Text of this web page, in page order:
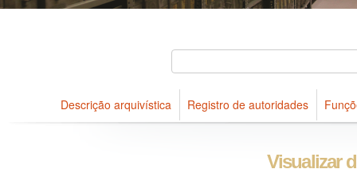
Descrição arquivística Registro de autoridades
Visualizar